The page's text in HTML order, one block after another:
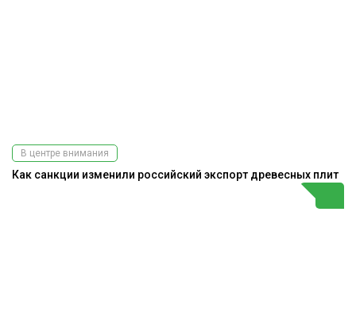
В центре внимания
Как санкции изменили российский экспорт древесных плит